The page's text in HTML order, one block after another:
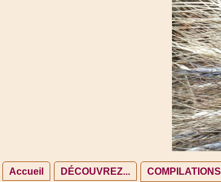
Accueil DÉCOUVREZ... COMPILATIONS